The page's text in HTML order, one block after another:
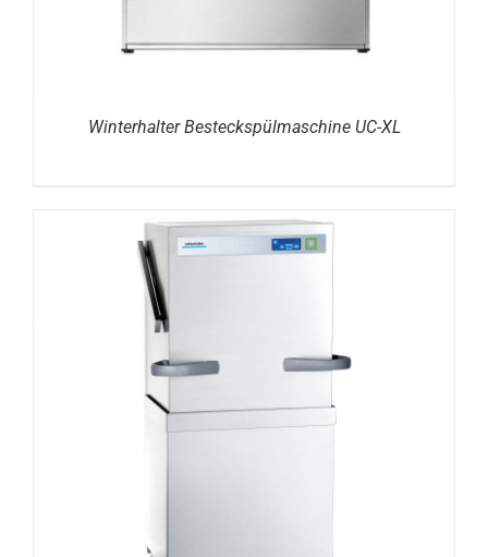
Winterhalter Besteckspülmaschine UC-XL
DETAILS